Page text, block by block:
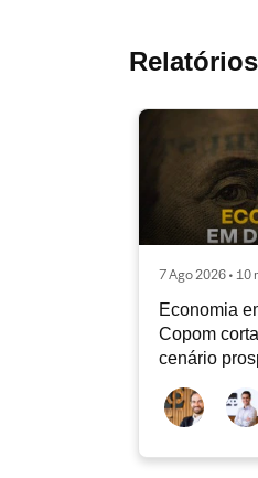
7 Ago 2026 •
Economia
Copom
cenário